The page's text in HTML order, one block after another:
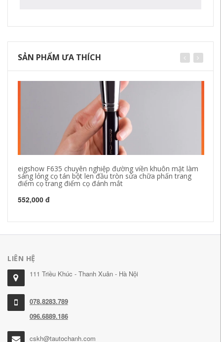
SẢN PHẨM ƯA THÍCH
eigshow F635 chuyên nghiệp đường viền khuôn mặt làm
sáng lỏng cọ tán bột len ​​đầu tròn sửa chữa phấn trang
điểm cọ trang điểm cọ đánh mắt
552,000 đ
LIÊN HỆ
111 Triều Khúc - Thanh Xuân - Hà Nội
078.8283.789
096.6889.186
cskh@tautochanh.com